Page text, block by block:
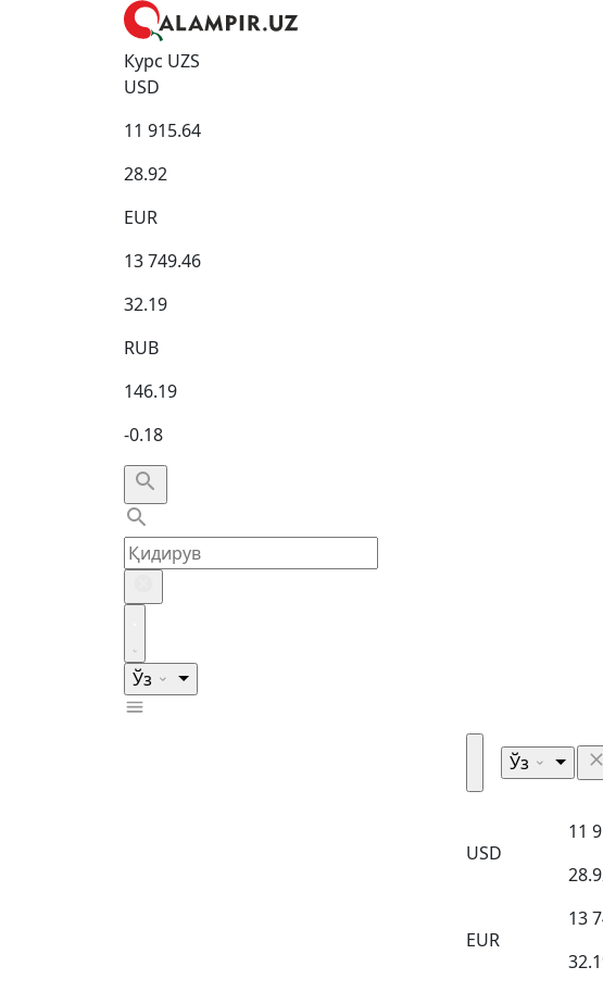
Курс UZS
USD
11 915.64
28.92
EUR
13 749.46
32.19
RUB
146.19
-0.18
Ўз
Ўз
USD
11
EUR
13